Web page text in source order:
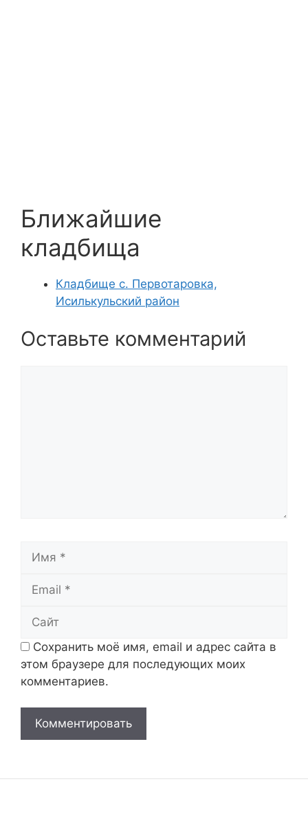
Ближайшие
кладбища
Кладбище с. Первотаровка,
Исилькульский район
Оставьте комментарий
Сохранить моё имя, email и адрес сайта в
этом браузере для последующих моих
комментариев.